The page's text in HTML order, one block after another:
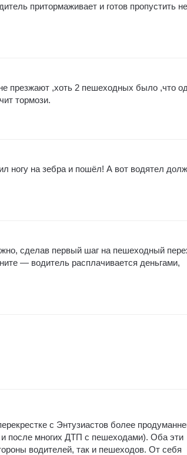
притормаживает и готов пропустить не
презжают ,хоть 2 пешеходных было ,что
тормози.
ногу на зебра и пошёл! А вот водятел
сделав первый шаг на пешеходный
— водитель расплачивается деньгами,
с Энтузиастов более
после многих ДТП с пешеходами). Оба эти
водителей, так и пешеходов. От себя